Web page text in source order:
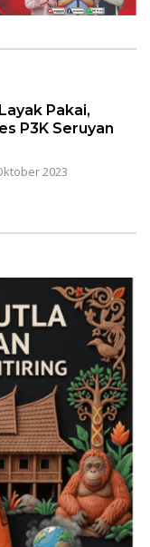
Pakai,
P3K Seruyan
2023